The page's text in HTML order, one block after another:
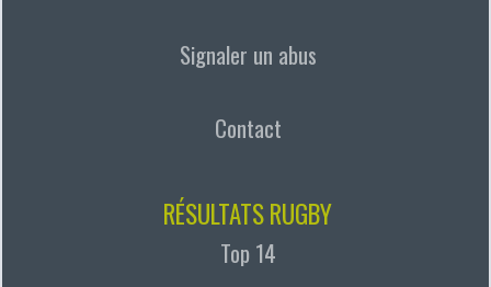
Signaler un abus
Contact
RÉSULTATS RUGBY
Top 14